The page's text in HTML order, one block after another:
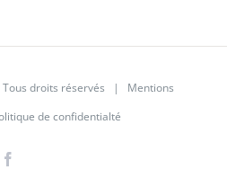
droits réservés | Mentions
de confidentialté